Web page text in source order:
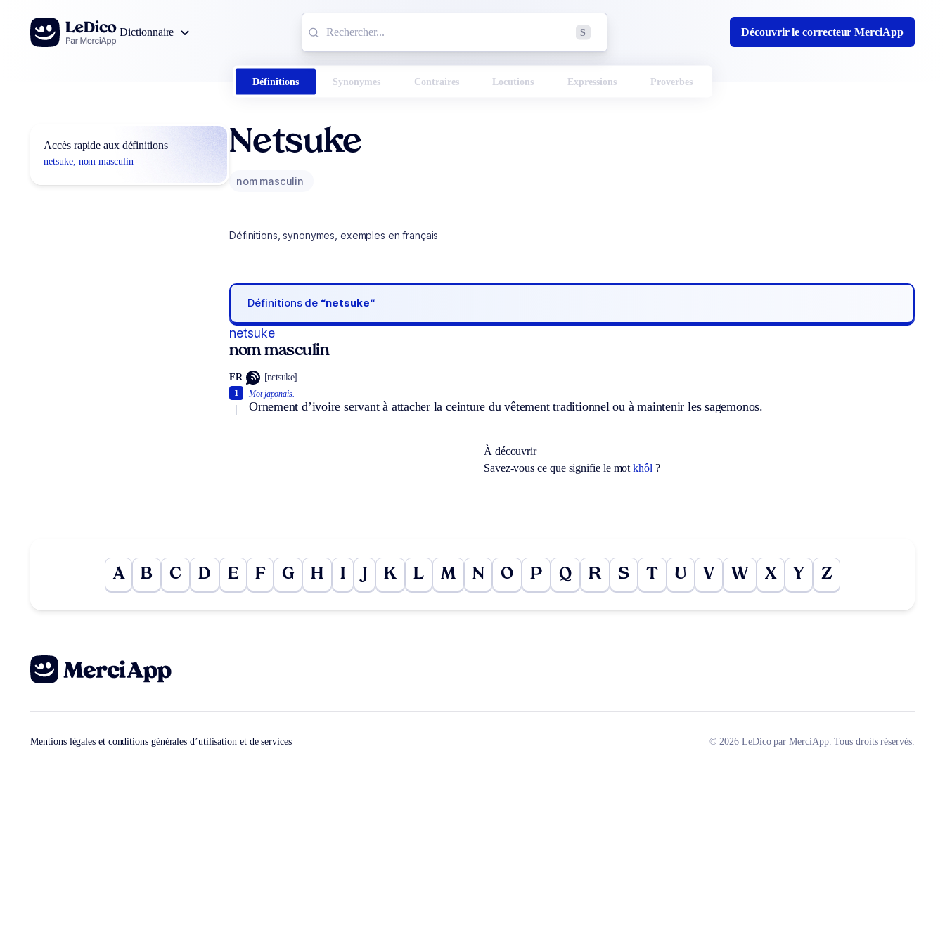
Aller au contenu
Dictionnaire
S Découvrir le correcteur MerciApp
Définitions Synonymes Contraires Locutions Expressions Proverbes
Accès rapide aux définitions
netsuke, nom masculin
Netsuke
nom masculin
Définitions, synonymes, exemples en français
Définitions de “netsuke“
netsuke
nom masculin
FR [nɛtsuke]
Mot japonais.
Ornement d’ivoire servant à attacher la ceinture du vêtement traditionnel ou à maintenir les sagemonos.
1
À découvrir
Savez-vous ce que signifie le motkhôl ?
A B C D E F G H I K L M N O P Q R S T U V W X Y Z
Mentions légales et conditions générales d’utilisation et de services © 2026 LeDico par MerciApp. Tous droits réservés.